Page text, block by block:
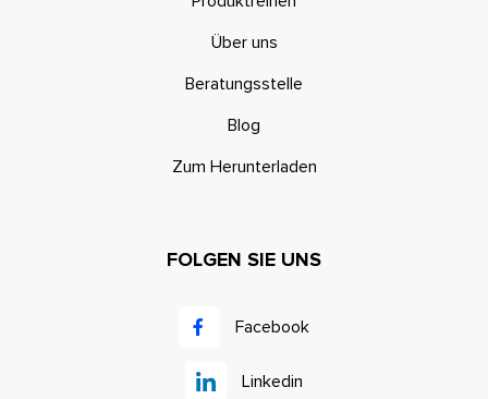
Über uns
Beratungsstelle
Blog
Zum Herunterladen
FOLGEN SIE UNS
Facebook
Linkedin